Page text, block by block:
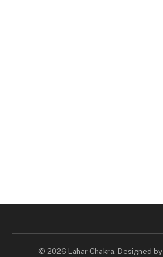
© 2026 Lahar Chakra. Designed by